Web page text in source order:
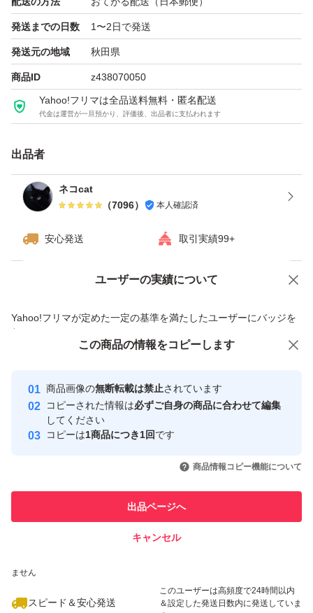
＊推奨交換目安…2週間に1度程度
【商品セット内容】
本体・ケース・化粧箱は同梱しません。
エコ簡易包装でのお届けとなります。
ます。
深剃りされたい方は、クッションスポンジを外してご使用
下さい。
（お肌を傷つけ易くもなりますので、気をつけてご使用下
【注意事項】
※配送中にホルダーから替刃本体が外れることがございま
※互換品ですので使用によるケガやジレット本体への影響
等含め、一切の責任は使用者ご本人様の自己責任となりま
発送までの日数 1〜2日で発送
発送元の地域 秋田県
商品ID z438070050
Yahoo!フリマは全品送料無料・匿名配送
代金は運営が一旦預かり、評価後、出品者に支払われます
出品者
ネコcat
（7096） 本人確認済
安心発送 取引実績99+
ユーザーの実績について
Yahoo!フリマが定めた一定の基準を満たしたユーザーにバッジを
付与しています
安心取引出品者
心・安全なユーザーです
取引実績
引を完了させた実績があります
での取引実績があります
ません
スピード＆安心発送
このユーザーは高頻度で24時間以内
＆設定した発送日数内に発送していま
価格の相談 商品への質問
この商品の情報をコピーします
商品画像の無断転載は禁止されています
コピーされた情報は必ずご自身の商品に合わせて編集
してください
コピーは1商品につき1回です
商品情報コピー機能について
出品ページへ
キャンセル
この商品をみている人にオススメ